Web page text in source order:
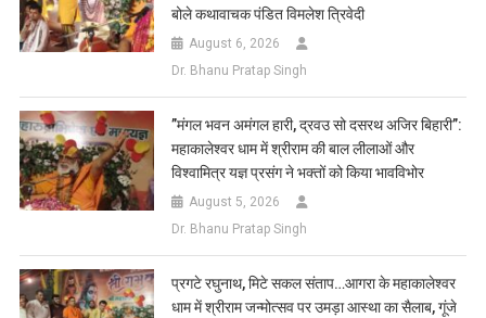
बोले कथावाचक पंडित विमलेश त्रिवेदी
August 6, 2026
Dr. Bhanu Pratap Singh
​”मंगल भवन अमंगल हारी, द्रवउ सो दसरथ अजिर बिहारी”:
महाकालेश्वर धाम में श्रीराम की बाल लीलाओं और
विश्वामित्र यज्ञ प्रसंग ने भक्तों को किया भावविभोर
August 5, 2026
Dr. Bhanu Pratap Singh
प्रगटे रघुनाथ, मिटे सकल संताप…आगरा के महाकालेश्वर
धाम में श्रीराम जन्मोत्सव पर उमड़ा आस्था का सैलाब, गूंजे